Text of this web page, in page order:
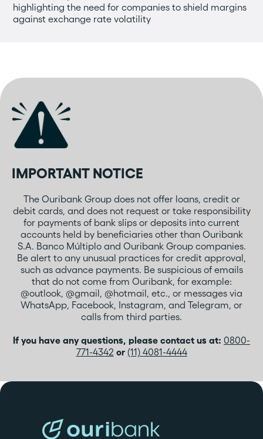
highlighting the need for companies to shield margins
against exchange rate volatility
IMPORTANT NOTICE
The Ouribank Group does not offer loans, credit or
debit cards, and does not request or take responsibility
for payments of bank slips or deposits into current
accounts held by beneficiaries other than Ouribank
S.A. Banco Múltiplo and Ouribank Group companies.
Be alert to any unusual practices for credit approval,
such as advance payments. Be suspicious of emails
that do not come from Ouribank, for example:
@outlook, @gmail, @hotmail, etc., or messages via
WhatsApp, Facebook, Instagram, and Telegram, or
calls from third parties.
If you have any questions, please contact us at: 0800-
771-4342 or (11) 4081-4444